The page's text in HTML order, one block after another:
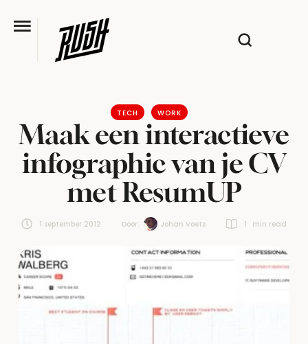
TECH WORK
Maak een interactieve
infographic van je CV
met ResumUP
1 september 2012 Door: Johan Voets 1 min read